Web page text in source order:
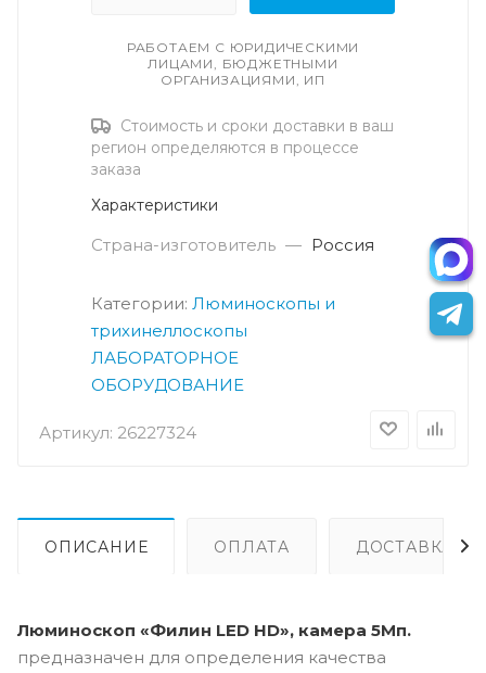
Артикул: 26227324
РАБОТАЕМ С ЮРИДИЧЕСКИМИ
ЛИЦАМИ, БЮДЖЕТНЫМИ
ОРГАНИЗАЦИЯМИ, ИП
Стоимость и сроки доставки в ваш
регион определяются в процессе
заказа
Характеристики
Страна-изготовитель — Россия
Категории: Люминоскопы и
трихинеллоскопы
ЛАБОРАТОРНОЕ
ОБОРУДОВАНИЕ
ОПИСАНИЕ ОПЛАТА ДОСТАВКА
Люминоскоп «Филин LED HD», камера 5Мп.
предназначен для определения качества